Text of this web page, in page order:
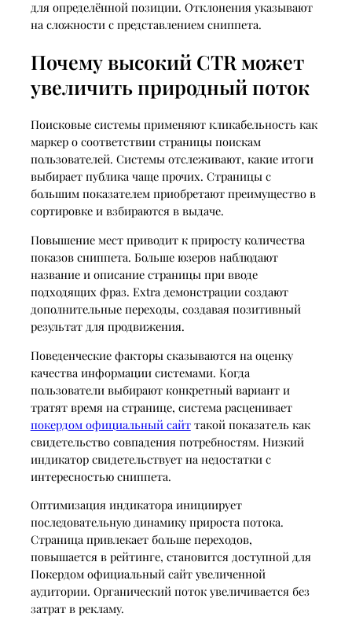
для определённой позиции. Отклонения указывают
на сложности с представлением сниппета.
Почему высокий CTR может
увеличить природный поток
Поисковые системы применяют кликабельность как
маркер о соответствии страницы поискам
пользователей. Системы отслеживают, какие итоги
выбирает публика чаще прочих. Страницы с
большим показателем приобретают преимущество в
сортировке и взбираются в выдаче.
Повышение мест приводит к приросту количества
показов сниппета. Больше юзеров наблюдают
название и описание страницы при вводе
подходящих фраз. Extra демонстрации создают
дополнительные переходы, создавая позитивный
результат для продвижения.
Поведенческие факторы сказываются на оценку
качества информации системами. Когда
пользователи выбирают конкретный вариант и
тратят время на странице, система расценивает
покердом официальный сайттакой показатель как
свидетельство совпадения потребностям. Низкий
индикатор свидетельствует на недостатки с
интересностью сниппета.
Оптимизация индикатора инициирует
последовательную динамику прироста потока.
Страница привлекает больше переходов,
повышается в рейтинге, становится доступной для
Покердом официальный сайт увеличенной
аудитории. Органический поток увеличивается без
затрат в рекламу.